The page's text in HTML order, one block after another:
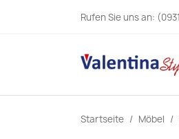
Rufen Sie uns an:
Startseite Möbel